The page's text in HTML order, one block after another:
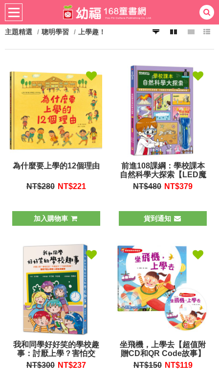
熱門：
3D立體書繪本讀本最強王
主題精選 聰明學習 上學趣！
為什麼要上學的12個理由
NT$280 NT$221
加入購物車
前進108課綱：學校課本
自然科學大探索【LED魔
法科學手電筒遊戲書】
NT$480 NT$379
貨到通知
我和同學好好笑的學校趣
事：討厭上學？害怕交
友？不敢說不？不會用馬
桶讓孩子愛上學的18則生
NT$300 NT$237
坐飛機，上學去【超值附
贈CD和QR Code故事】
NT$150 NT$119